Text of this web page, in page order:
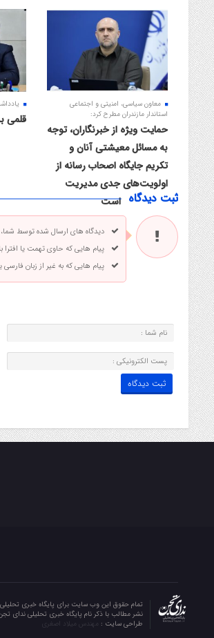
معاون سیاسی، امنیتی و اجتماعی
استاندار مازندران مطرح کرد:
حمایت ویژه از خبرنگاران، توجه
به مسائل معیشتی آنان و
تکریم جایگاه اصحاب رسانه از
اولویت‌های جدی مدیریت
ارشد استان است
قلمی
ثبت دیدگاه
دیدگاه های ارسال شده توسط
پیام هایی که حاوی تهمت یا
پیام هایی که به غیر از زبان
تمام حقوق این وب سایت برای پایگاه خبری
نشر مطالب با ذکر نام پایگاه خبری تحلیلی ندای
طراحی سایت : مهندس میلاد اصغری